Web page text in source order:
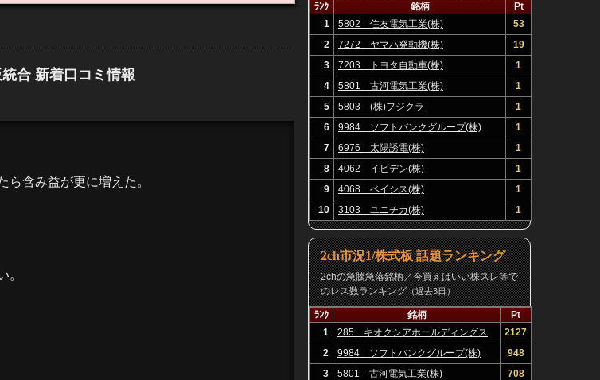
合 新着口コミ情報
含み益が更に増えた。
。
ﾗﾝｸ 銘柄
Pt
1
5802 住友電気工業(株)
53
2
7272 ヤマハ発動機(株)
19
3
7203 トヨタ自動車(株)
1
4
5801 古河電気工業(株)
1
5
5803 (株)フジクラ
1
6
9984 ソフトバンクグループ(株)
1
7
6976 太陽誘電(株)
1
8
4062 イビデン(株)
1
9
4068 ベイシス(株)
1
10
3103 ユニチカ(株) 1
2ch市況1/株式板 話題ランキング
2chの急騰急落銘柄／今買えばいい株スレ等で
のレス数ランキング（過去3日）
ﾗﾝｸ 銘柄
Pt
1
285 キオクシアホールディングス
(株)
2127
2
9984 ソフトバンクグループ(株)
948
3
5801 古河電気工業(株)
708